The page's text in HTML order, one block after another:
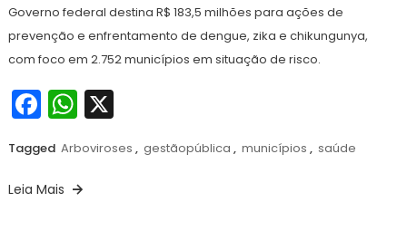
Governo federal destina R$ 183,5 milhões para ações de
prevenção e enfrentamento de dengue, zika e chikungunya,
com foco em 2.752 municípios em situação de risco.
Facebook
WhatsApp
X
Tagged Arboviroses , gestãopública , municípios , saúde
Leia Mais